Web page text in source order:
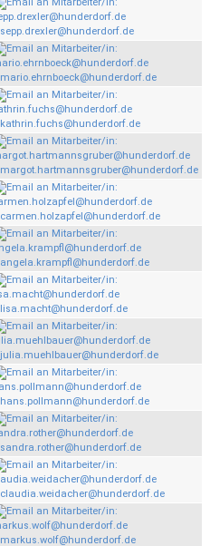
sepp.drexler@hunderdorf.de
mario.ehrnboeck@hunderdorf.de
kathrin.fuchs@hunderdorf.de
margot.hartmannsgruber@hunderdorf.de
carmen.holzapfel@hunderdorf.de
angela.krampfl@hunderdorf.de
lisa.macht@hunderdorf.de
julia.muehlbauer@hunderdorf.de
hans.pollmann@hunderdorf.de
sandra.rother@hunderdorf.de
claudia.weidacher@hunderdorf.de
markus.wolf@hunderdorf.de